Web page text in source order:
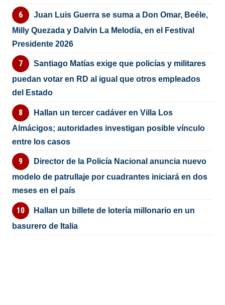
Juan Luis Guerra se suma a Don Omar, Beéle,
Milly Quezada y Dalvin La Melodía, en el Festival
Presidente 2026
Santiago Matías exige que policías y militares
puedan votar en RD al igual que otros empleados
del Estado
Hallan un tercer cadáver en Villa Los
Almácigos; autoridades investigan posible vínculo
entre los casos
Director de la Policía Nacional anuncia nuevo
modelo de patrullaje por cuadrantes iniciará en dos
meses en el país
Hallan un billete de lotería millonario en un
basurero de Italia